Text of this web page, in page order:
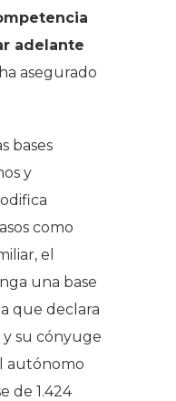
adelante
ha asegurado
bases
y
como
el
una base
que declara
su cónyuge
autónomo
de 1.424